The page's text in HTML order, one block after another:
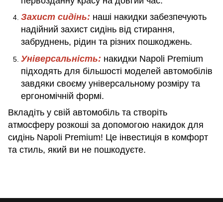
Захист сидінь: наші накидки забезпечують
надійний захист сидінь від стирання,
забруднень, рідин та різних пошкоджень.
Універсальність: накидки Napoli Premium
підходять для більшості моделей автомобілів
завдяки своєму універсальному розміру та
ергономічній формі.
Вкладіть у свій автомобіль та створіть
атмосферу розкоші за допомогою накидок для
сидінь Napoli Premium! Це інвестиція в комфорт
та стиль, який ви не пошкодуєте.